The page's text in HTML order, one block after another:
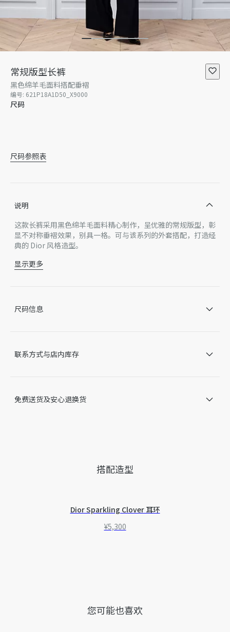
常规版型长裤
黑色绵羊毛面料搭配垂褶
编号: 621P18A1D50_X9000
尺码
尺码参照表
说明
这款长裤采用黑色绵羊毛面料精心制作，呈优雅的常规版型，彰
显不对称垂褶效果，别具一格。可与该系列的外套搭配，打造经
典的 Dior 风格造型。
腰带环
侧面开缝口袋
后侧无盖暗袋
因技术局限、产品改良或生产批次等原因，网站中的信息可能存
显示更多
尺码信息
联系方式与店内库存
免费送货及安心退换货
搭配造型
Dior Sparkling Clover 耳环
¥5,300
您可能也喜欢